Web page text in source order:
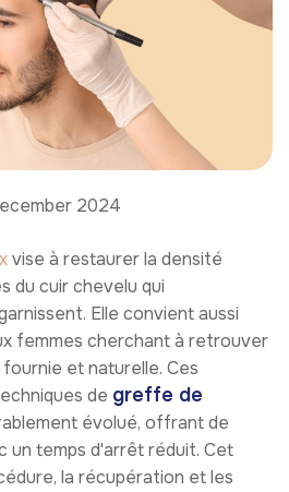
2024
vise à restaurer la densité
du cuir chevelu qui
Elle convient aussi
femmes cherchant à retrouver
et naturelle. Ces
de greffe de
évolué, offrant de
un temps d'arrêt réduit. Cet
la récupération et les